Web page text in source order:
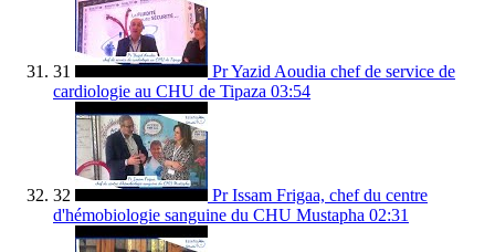
31
Pr Yazid Aoudia chef de service de
cardiologie au CHU de Tipaza 03:54
32
Pr Issam Frigaa, chef du centre
d'hémobiologie sanguine du CHU Mustapha 02:31